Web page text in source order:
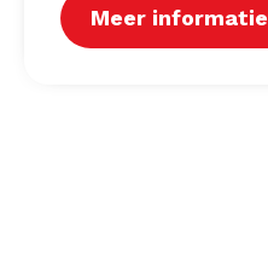
Meer informatie